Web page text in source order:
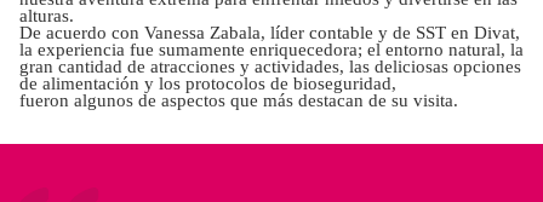
alturas.
De acuerdo con Vanessa Zabala, líder contable y de SST en Divat,
la experiencia fue sumamente enriquecedora; el entorno natural, la
gran cantidad de atracciones y actividades, las deliciosas opciones
de alimentación y los protocolos de bioseguridad,
fueron algunos de aspectos que más destacan de su visita.